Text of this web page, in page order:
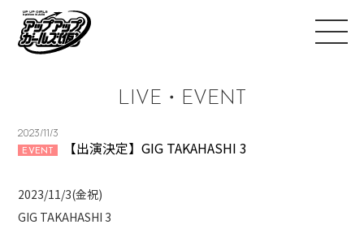
LIVE・EVENT
2023/11/3
EVENT 【出演決定】GIG TAKAHASHI 3
2023/11/3(金祝)
GIG TAKAHASHI 3